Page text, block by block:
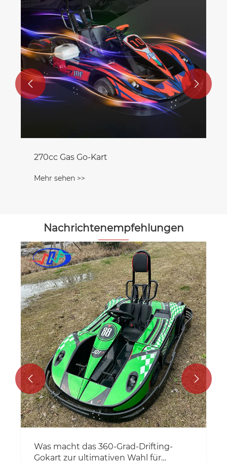
270cc Gas Go-Kart
Mehr sehen >>
 
Nachrichtenempfehlungen
Was macht das 360-Grad-Drifting-
Gokart zur ultimativen Wahl für
 